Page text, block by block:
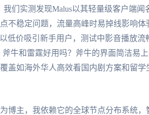
们实测发现Malus以其轻量级客户端闻
不稳定问题，流量高峰时易掉线影响体
低价吸引新手用户，测试中影音播放流
牛和雷霆好用吗？斧牛的界面简洁易
盖如海外华人高效看国内剧方案和留学
博主，我依赖它的全球节点分布系统，